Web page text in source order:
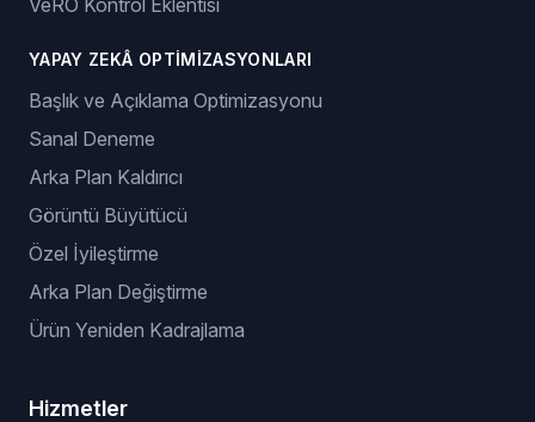
VeRO Kontrol Eklentisi
YAPAY ZEKÂ OPTIMIZASYONLARI
Başlık ve Açıklama Optimizasyonu
Sanal Deneme
Arka Plan Kaldırıcı
Görüntü Büyütücü
Özel İyileştirme
Arka Plan Değiştirme
Ürün Yeniden Kadrajlama
Hizmetler